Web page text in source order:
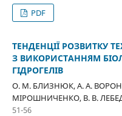
PDF
ТЕНДЕНЦІЇ РОЗВИТКУ
З ВИКОРИСТАННЯМ
ГІДРОГЕЛІВ
О. М. БЛИЗНЮК, А. А.
МІРОШНИЧЕНКО, В. В.
51-56